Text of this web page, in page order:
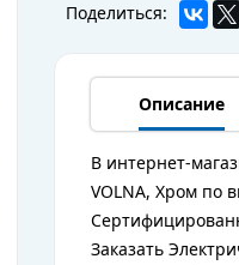
Поделиться:
Описание
В интернет-
VOLNA, Хром по
Заказать